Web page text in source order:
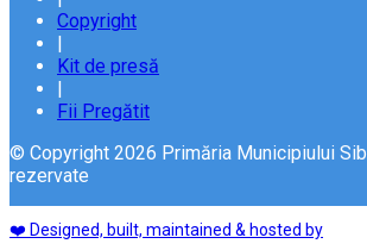
Copyright
Kit de presă
Fii Pregătit
© Copyright 2026 Primăria Municipiului
rezervate
❤️ Designed, built, maintained & hosted by